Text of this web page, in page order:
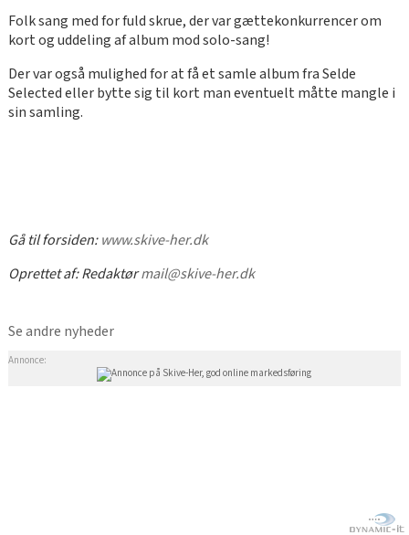
Folk sang med for fuld skrue, der var gættekonkurrencer om
kort og uddeling af album mod solo-sang!
Der var også mulighed for at få et samle album fra Selde
Selected eller bytte sig til kort man eventuelt måtte mangle i
sin samling.
Gå til forsiden:www.skive-her.dk
Oprettet af:Redaktørmail@skive-her.dk
Se andre nyheder
Annonce: